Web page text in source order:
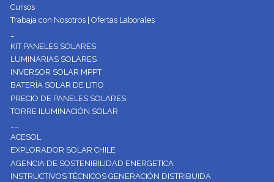
Cursos
Trabaja con Nosotros | Ofertas Laborales
KIT PANELES SOLARES
LUMINARIAS SOLARES
INVERSOR SOLAR MPPT
BATERÍA SOLAR DE LITIO
PRECIO DE PANELES SOLARES
TORRE ILUMINACIÓN SOLAR
ACESOL
EXPLORADOR SOLAR CHILE
AGENCIA DE SOSTENIBILIDAD ENERGETICA
INSTRUCTIVOS TÉCNICOS GENERACIÓN DISTRIBUIDA